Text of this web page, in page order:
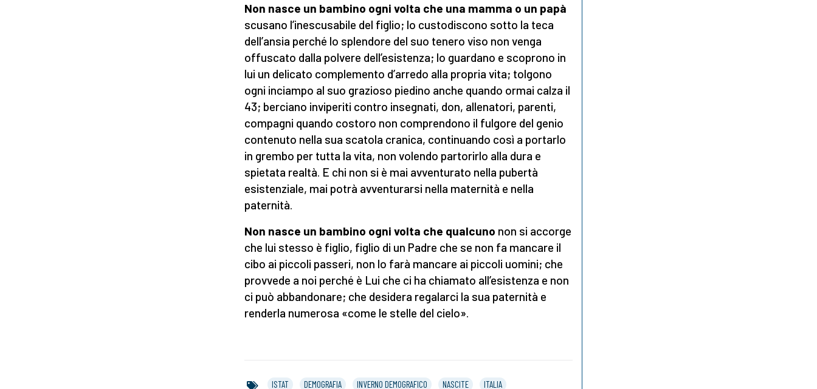
Non nasce un bambino ogni volta che una mamma o un papà
scusano l’inescusabile del figlio; lo custodiscono sotto la teca
dell’ansia perché lo splendore del suo tenero viso non venga
offuscato dalla polvere dell’esistenza; lo guardano e scoprono in
lui un delicato complemento d’arredo alla propria vita; tolgono
ogni inciampo al suo grazioso piedino anche quando ormai calza il
43; berciano inviperiti contro insegnati, don, allenatori, parenti,
compagni quando costoro non comprendono il fulgore del genio
contenuto nella sua scatola cranica, continuando così a portarlo
in grembo per tutta la vita, non volendo partorirlo alla dura e
spietata realtà. E chi non si è mai avventurato nella pubertà
esistenziale, mai potrà avventurarsi nella maternità e nella
paternità.
Non nasce un bambino ogni volta che qualcuno non si accorge
che lui stesso è figlio, figlio di un Padre che se non fa mancare il
cibo ai piccoli passeri, non lo farà mancare ai piccoli uomini; che
provvede a noi perché è Lui che ci ha chiamato all’esistenza e non
ci può abbandonare; che desidera regalarci la sua paternità e
renderla numerosa «come le stelle del cielo».
ISTAT DEMOGRAFIA INVERNO DEMOGRAFICO NASCITE ITALIA